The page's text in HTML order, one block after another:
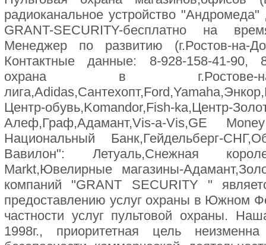
радиоканальное устройство
GRANT-SECURITY-бесплатно на
Менеджер по развитию (г.Ростов-на-
Контактные данные: 8-928-158-41-90,
охрана в г.Ростове-
Центр-обувь,Komandor,Fish-ka,Центр-
Алеф,Граф,Адамант,Vis-a-Vis,GE
Национальный Банк,Гейдельберг-
Вавилон": Летуаль,Снежная
Markt,Ювелирные магазины-
компаний "GRANT SECURITY "
предоставлению услуг охраны в Южном
частности услуг пультовой охраны.
1998г., приоритетная цель